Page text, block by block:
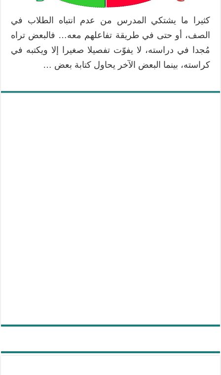
كثيرا ما يشتكي المدرس من عدم انتباه الطلاب في
الصف، أو حتى في طريقة تفاعلهم معه… فالبعض تراه
مُجدا في دراسته، لا يفوّت تفصيلا صغيرا إلا ويكتبه في
كراسته، بينما البعض الآخر يحاول كتابة بعض …